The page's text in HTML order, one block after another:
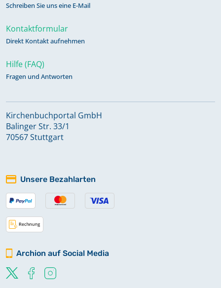
Schreiben Sie uns eine E-Mail
Kontaktformular
Direkt Kontakt aufnehmen
Hilfe (FAQ)
Fragen und Antworten
Kirchenbuchportal GmbH
Balinger Str. 33/1
70567 Stuttgart
Unsere Bezahlarten
Archion auf Social Media